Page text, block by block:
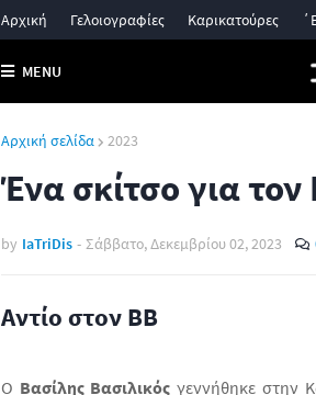
Αρχική Γελοιογραφίες Καρικατούρες
MENU
Αρχική σελίδα 2023
Ένα σκίτσο για
by IaTriDis - Σάββατο, Δεκεμβρίου 02, 2023
Αντίο στον ΒΒ
Ο Βασίλης Βασιλικός γεννήθηκε στην